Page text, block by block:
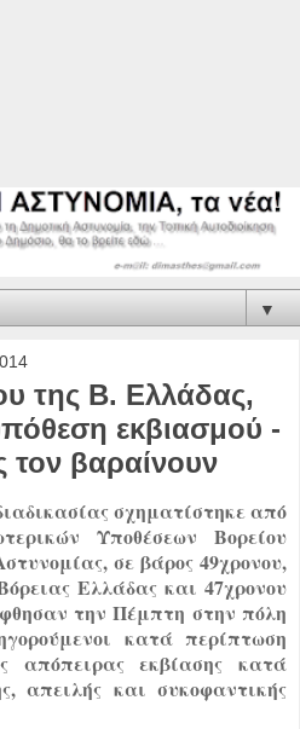
▼
της Β. Ελλάδας,
εκβιασμού -
τον βαραίνουν
σχηματίστηκε από
Υποθέσεων Βορείου
σε βάρος 49χρονου,
Ελλάδαςκαι 47χρονου
την Πέμπτη στην πόλη
κατά περίπτωση
εκβίασης κατά
απειλής και συκοφαντικής